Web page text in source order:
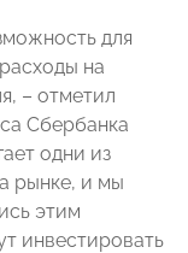
для
на
– отметил
Сбербанка
одни из
рынке, и мы
этим
инвестировать